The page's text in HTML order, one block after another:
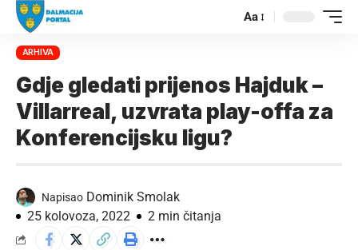
Aa
ARHIVA
Gdje gledati prijenos Hajduk –
Villarreal, uzvrata play-offa za
Konferencijsku ligu?
Napisao Dominik Smolak
25 kolovoza, 2022
2 min čitanja